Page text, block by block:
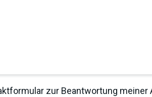
zur Beantwortung meiner